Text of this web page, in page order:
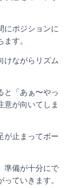
にポジションに
す。
けながらリズム
と「あぁ〜やっ
意が向いてしま
が止まってボー
準備が十分にで
ていきます。